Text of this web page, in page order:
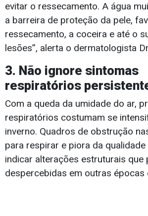
evitar o ressecamento. A água
a barreira de proteção da pele,
ressecamento, a coceira e até o
lesões”, alerta o dermatologista
3. Não ignore sintomas
respiratórios
Com a queda da umidade do ar,
respiratórios costumam se
inverno. Quadros de obstrução
para respirar e piora da
indicar alterações estruturais que
despercebidas em outras épocas